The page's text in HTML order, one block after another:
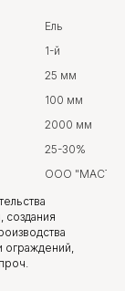
Ель
1-й
25 мм
100 мм
2000 мм
25-30%
ООО
создания
ограждений,